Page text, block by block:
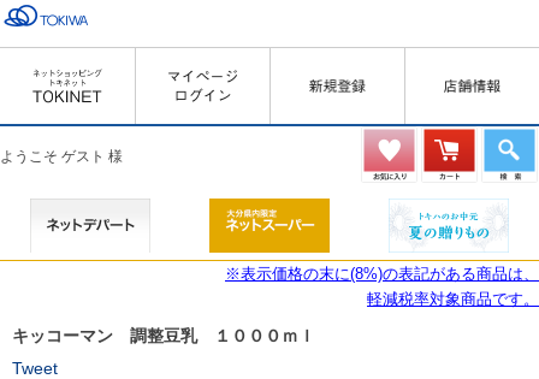
ようこそ ゲスト 様
※表示価格の末に(8%)の表記がある商品は、
軽減税率対象商品です。
キッコーマン 調整豆乳 １０００ｍｌ
Tweet